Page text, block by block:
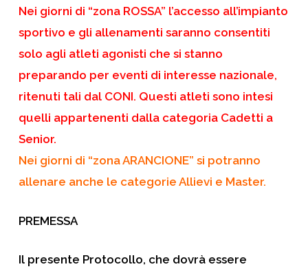
Nei giorni di “zona ROSSA” l’accesso all’impianto
sportivo e gli allenamenti saranno consentiti
solo agli atleti agonisti che si stanno
preparando per eventi di interesse nazionale,
ritenuti tali dal CONI. Questi atleti sono intesi
quelli appartenenti dalla categoria Cadetti a
Senior.
Nei giorni di “zona ARANCIONE” si potranno
allenare anche le categorie Allievi e Master.
PREMESSA
Il presente Protocollo, che dovrà essere